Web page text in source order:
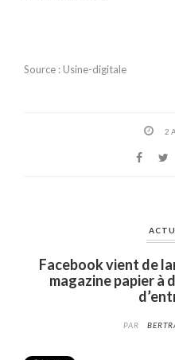
Source : Usine-digitale
2
Facebook vient de
magazine papier à
PAR